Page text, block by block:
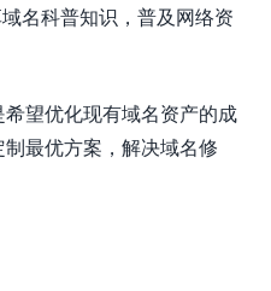
名科普知识，普及网络资
望优化现有域名资产的成
最优方案，解决域名修